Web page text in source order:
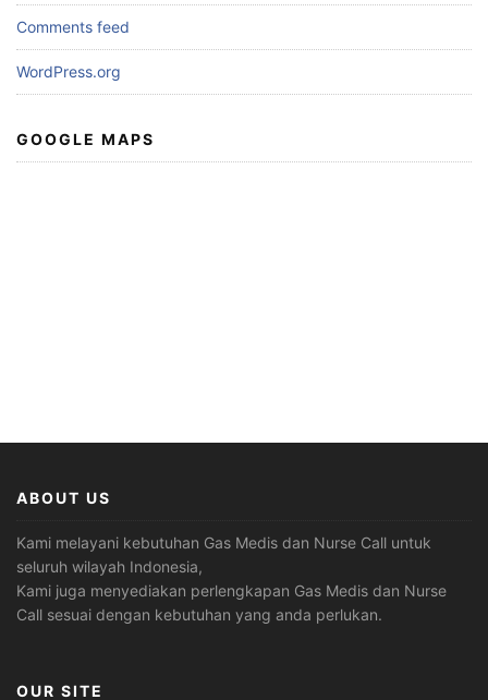
Comments feed
WordPress.org
GOOGLE MAPS
ABOUT US
Kami melayani kebutuhan Gas Medis dan Nurse Call untuk
seluruh wilayah Indonesia,
Kami juga menyediakan perlengkapan Gas Medis dan Nurse
Call sesuai dengan kebutuhan yang anda perlukan.
OUR SITE